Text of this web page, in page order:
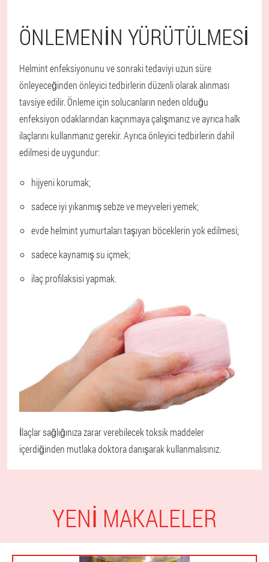
ÖNLEMENIN YÜRÜTÜLMESI
Helmint enfeksiyonunu ve sonraki tedaviyi uzun süre
önleyeceğinden önleyici tedbirlerin düzenli olarak alınması
tavsiye edilir. Önleme için solucanların neden olduğu
enfeksiyon odaklarından kaçınmaya çalışmanız ve ayrıca halk
ilaçlarını kullanmanız gerekir. Ayrıca önleyici tedbirlerin dahil
edilmesi de uygundur:
hijyeni korumak;
sadece iyi yıkanmış sebze ve meyveleri yemek;
evde helmint yumurtaları taşıyan böceklerin yok edilmesi;
sadece kaynamış su içmek;
ilaç profilaksisi yapmak.
İlaçlar sağlığınıza zarar verebilecek toksik maddeler
içerdiğinden mutlaka doktora danışarak kullanmalısınız.
YENI MAKALELER